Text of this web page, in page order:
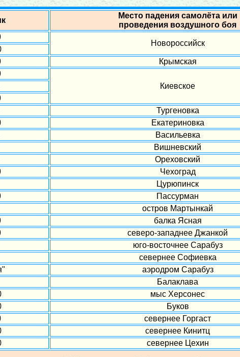
Место падения самолёта или
проведения воздушного боя
Новороссийск
Крымская
Киевское
Тургеновка
Екатериновка
Васильевка
Вишневский
Ореховский
Чехоград
Цурюпинск
Пассурман
остров Мартынкай
балка Ясная
северо-западнее Джанкой
юго-восточнее Сарабуз
севернее Софиевка
аэродром Сарабуз
Балаклава
мыс Херсонес
Буков
севернее Горгаст
севернее Кинитц
севернее Цехин